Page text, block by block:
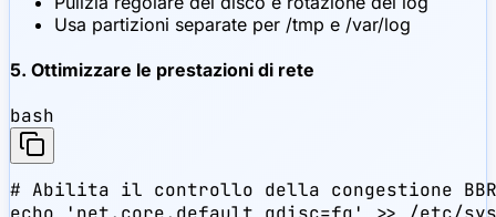
Usa partizioni separate per /tmp e /var/log
5. Ottimizzare le prestazioni di rete
bash
# Abilita il controllo della congestione BBR